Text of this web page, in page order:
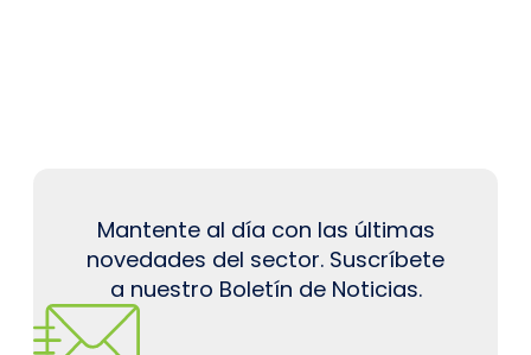
Mantente al día con las últimas
novedades del sector. Suscríbete
a nuestro Boletín de Noticias.